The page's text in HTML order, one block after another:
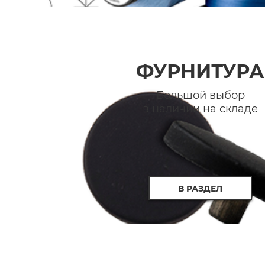
ФУРНИТУРА
Большой выбор
в наличии на складе
В РАЗДЕЛ